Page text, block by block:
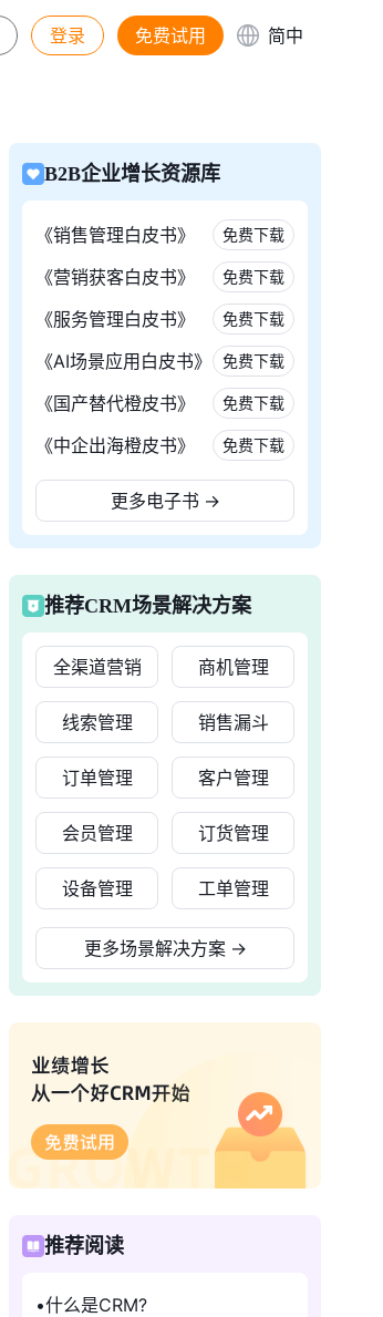
登录 免费试用 简中
B2B企业增长资源库
《销售管理白皮书》 免费下载
《营销获客白皮书》 免费下载
《服务管理白皮书》 免费下载
《AI场景应用白皮书》 免费下载
《国产替代橙皮书》 免费下载
《中企出海橙皮书》 免费下载
更多电子书 →
推荐CRM场景解决方案
全渠道营销 商机管理
线索管理 销售漏斗
订单管理 客户管理
会员管理 订货管理
设备管理 工单管理
更多场景解决方案 →
推荐阅读
什么是CRM?